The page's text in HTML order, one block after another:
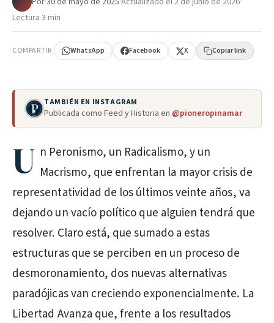
Lectura 3 min
COMPARTIR WhatsApp Facebook X Copiar link
TAMBIÉN EN INSTAGRAM
Publicada como Feed y Historia en @pioneropinamar
U n Peronismo, un Radicalismo, y un
Macrismo, que enfrentan la mayor crisis de
representatividad de los últimos veinte años, va
dejando un vacío político que alguien tendrá que
resolver. Claro está, que sumado a estas
estructuras que se perciben en un proceso de
desmoronamiento, dos nuevas alternativas
paradójicas van creciendo exponencialmente. La
Libertad Avanza que, frente a los resultados